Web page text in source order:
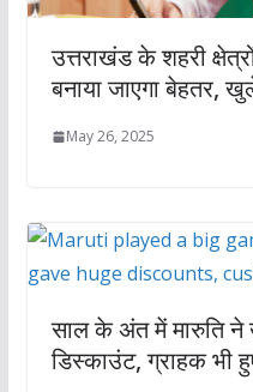
उत्तराखंड के शहरी
बनाया जाएगा बेहतर,
May 26, 2025
साल के अंत में मारुति ने
डिस्काउंट, ग्राहक भी